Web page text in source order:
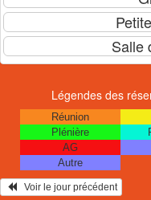
Légendes des
Réunion
Plénière
AG
Autre
   Voir le jour précédent